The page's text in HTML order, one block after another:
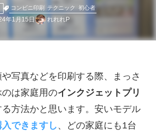
コンビニ印刷 テクニック 初心者
年1月15日 れれれP
写真などを印刷する際、まっさ
は家庭用のインクジェットプリ
る方法かと思います。安いモデル
できますし 、どの家庭にも1台